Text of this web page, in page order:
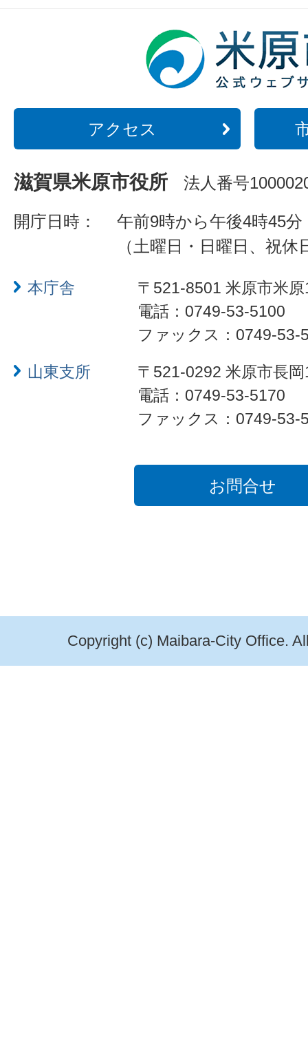
アクセス
滋賀県米原市役所 法人番号
開庁日時：
午前9時から午後4時45分
（土曜日・日曜日、祝
本庁舎
〒521-8501 米原市米
電話：0749-53-5100
ファックス：0749-53-
山東支所
〒521-0292 米原市長
電話：0749-53-5170
ファックス：0749-53-
お問合せ
Copyright (c) Maibara-City Office.